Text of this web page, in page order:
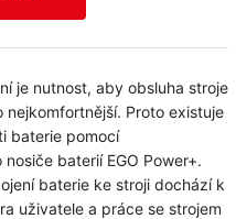
je nutnost, aby obsluha stroje
Proto existuje
baterie pomocí
baterií EGO Power+.
baterie ke stroji dochází k
uživatele a práce se strojem